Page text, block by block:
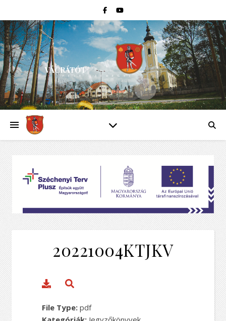
VÁCRÁTÓT
PEST VÁRMEGYE
20221004KTJKV
File Type: pdf